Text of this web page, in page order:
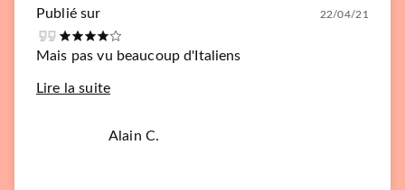
Publié sur 22/04/21
Mais pas vu beaucoup d'Italiens
Lire la suite
Alain C.